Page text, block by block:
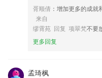
6.可以我的中心寻找著名的老师
财神捕鱼6877更新了什
账号安全性加固
美颜相机效果优化
胥顺倩 ：增加更多的成就
来自
缪霄苑 回复 项翠梵不要
更多回复
孟琦枫